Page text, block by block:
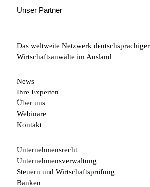
Unser Partner
Das weltweite Netzwerk deutschsprachiger
Wirtschaftsanwälte im Ausland
News
Ihre Experten
Über uns
Webinare
Kontakt
Unternehmensrecht
Unternehmensverwaltung
Steuern und Wirtschaftsprüfung
Banken